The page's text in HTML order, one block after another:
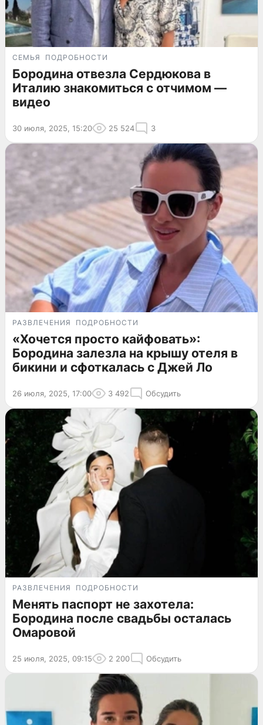
СЕМЬЯ ПОДРОБНОСТИ
Бородина отвезла Сердюкова в
Италию знакомиться с отчимом —
видео
30 июля, 2025, 15:20 25 524 3
РАЗВЛЕЧЕНИЯ ПОДРОБНОСТИ
«Хочется просто кайфовать»:
Бородина залезла на крышу отеля в
бикини и сфоткалась с Джей Ло
26 июля, 2025, 17:00 3 492 Обсудить
РАЗВЛЕЧЕНИЯ ПОДРОБНОСТИ
Менять паспорт не захотела:
Бородина после свадьбы осталась
Омаровой
25 июля, 2025, 09:15 2 200 Обсудить